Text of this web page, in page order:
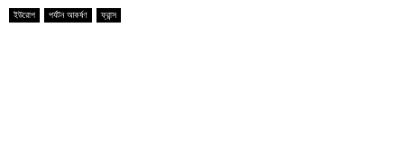
ইউরোপ পর্যটন আকর্ষণ ফ্রান্স